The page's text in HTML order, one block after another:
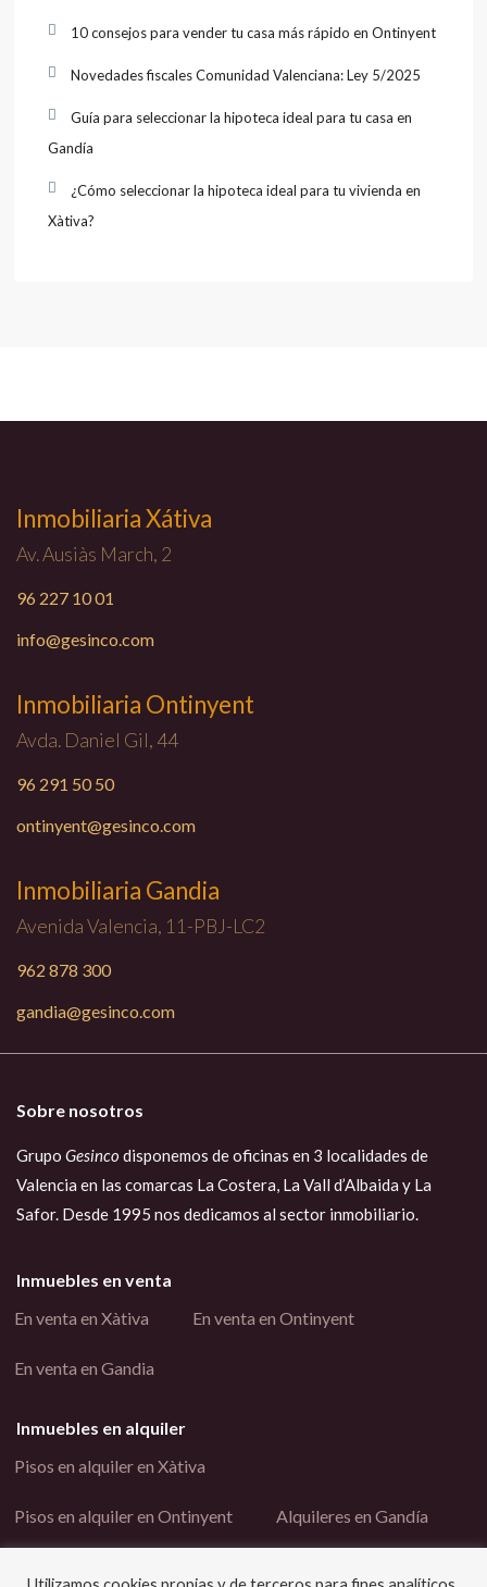
10 consejos para vender tu casa más rápido en Ontinyent
Novedades fiscales Comunidad Valenciana: Ley 5/2025
Guía para seleccionar la hipoteca ideal para tu casa en
Gandía
¿Cómo seleccionar la hipoteca ideal para tu vivienda en
Xàtiva?
Inmobiliaria Xátiva
Av. Ausiàs March, 2
96 227 10 01
info@gesinco.com
Inmobiliaria Ontinyent
Avda. Daniel Gil, 44
96 291 50 50
ontinyent@gesinco.com
Inmobiliaria Gandia
Avenida Valencia, 11-PBJ-LC2
962 878 300
gandia@gesinco.com
Sobre nosotros
GrupoGesinco disponemos de oficinas en 3 localidades de
Valencia en las comarcas La Costera, La Vall d’Albaida y La
Safor. Desde 1995 nos dedicamos al sector inmobiliario.
Inmuebles en venta
En venta en Xàtiva
En venta en Ontinyent
En venta en Gandia
Inmuebles en alquiler
Pisos en alquiler en Xàtiva
Pisos en alquiler en Ontinyent Alquileres en Gandía
Enlaces interés